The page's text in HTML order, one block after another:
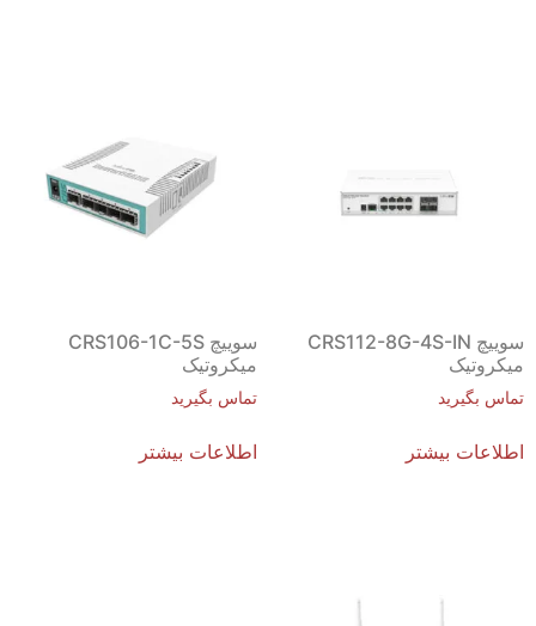
سوییچ CRS112-8G-4S-IN
میکروتیک
تماس بگیرید
اطلاعات بیشتر
سوییچ CRS106-1C-5S
میکروتیک
تماس بگیرید
اطلاعات بیشتر